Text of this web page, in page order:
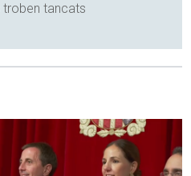
troben tancats